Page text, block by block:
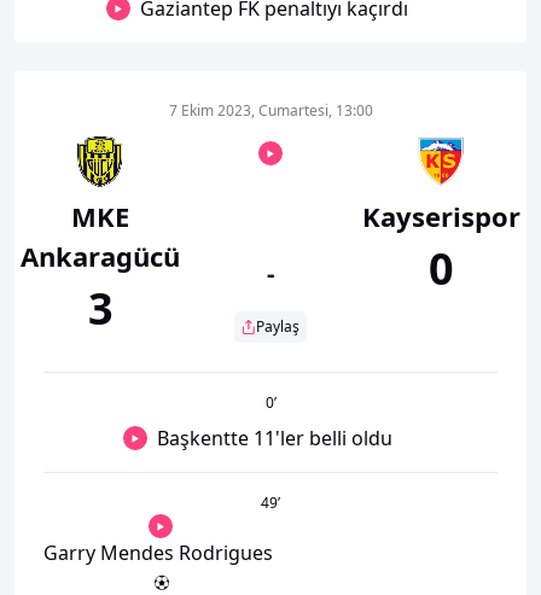
Gaziantep FK penaltıyı kaçırdı
MKE
Ankaragücü
3
7 Ekim 2023, Cumartesi, 13:00
-
Paylaş
Kayserispor
0
0’
Başkentte 11'ler belli oldu
49’
Garry Mendes Rodrigues